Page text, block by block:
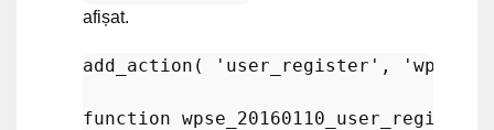
afișat.
add_action ( 'user_register' ,
function wpse_20160110_user_register